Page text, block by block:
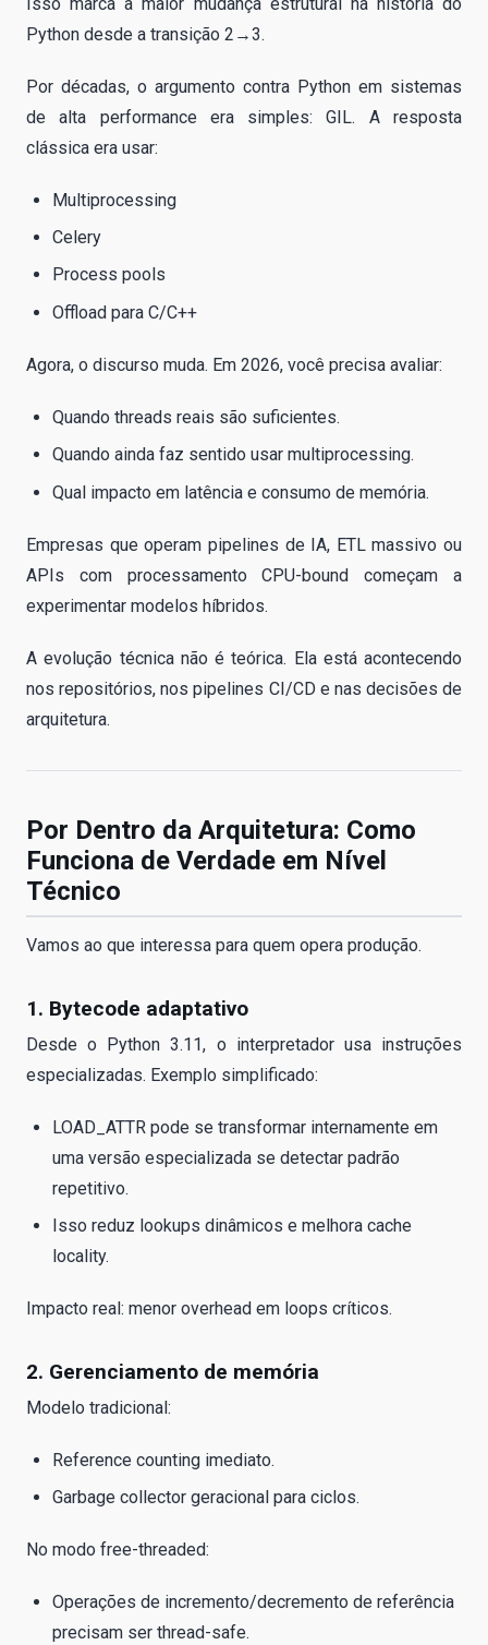
Python desde a transição 2→3.
Por décadas, o argumento contra Python em sistemas
de alta performance era simples: GIL. A resposta
clássica era usar:
Multiprocessing
Celery
Process pools
Offload para C/C++
Agora, o discurso muda. Em 2026, você precisa avaliar:
Quando threads reais são suficientes.
Quando ainda faz sentido usar multiprocessing.
Qual impacto em latência e consumo de memória.
Empresas que operam pipelines de IA, ETL massivo ou
APIs com processamento CPU-bound começam a
experimentar modelos híbridos.
A evolução técnica não é teórica. Ela está acontecendo
nos repositórios, nos pipelines CI/CD e nas decisões de
arquitetura.
Por Dentro da Arquitetura: Como
Funciona de Verdade em Nível
Técnico
Vamos ao que interessa para quem opera produção.
1. Bytecode adaptativo
Desde o Python 3.11, o interpretador usa instruções
especializadas. Exemplo simplificado:
LOAD_ATTR pode se transformar internamente em
uma versão especializada se detectar padrão
repetitivo.
Isso reduz lookups dinâmicos e melhora cache
locality.
Impacto real: menor overhead em loops críticos.
2. Gerenciamento de memória
Modelo tradicional:
Reference counting imediato.
Garbage collector geracional para ciclos.
No modo free-threaded:
Operações de incremento/decremento de referência
precisam ser thread-safe.